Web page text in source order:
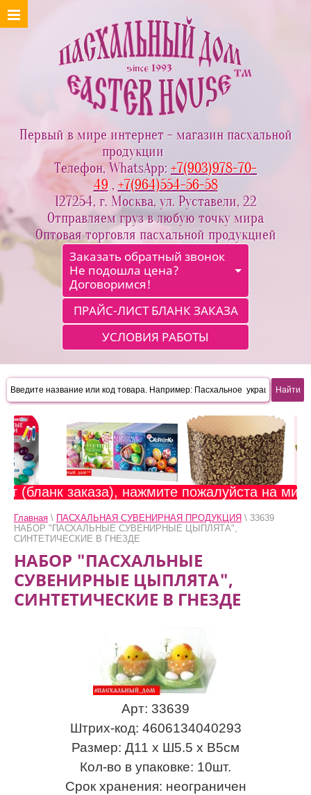
Первый в мире интернет - магазин пасхальной
продукции
Телефон, WhatsApp: +7(903)978-70-
49, +7(964)554-56-58
127254, г. Москва, ул. Руставели, 22
Отправляем груз в любую точку мира
Оптовая торговля пасхальной продукцией
Заказать обратный звонок
Не подошла цена?
Договоримся!
ПРАЙС-ЛИСТ БЛАНК ЗАКАЗА
УСЛОВИЯ РАБОТЫ
(бланк заказа), нажмите пожалуйста на
Главная \ ПАСХАЛЬНАЯ СУВЕНИРНАЯ ПРОДУКЦИЯ \ 33639
НАБОР "ПАСХАЛЬНЫЕ СУВЕНИРНЫЕ ЦЫПЛЯТА",
СИНТЕТИЧЕСКИЕ В ГНЕЗДЕ
НАБОР "ПАСХАЛЬНЫЕ
СУВЕНИРНЫЕ ЦЫПЛЯТА",
СИНТЕТИЧЕСКИЕ В ГНЕЗДЕ
Арт: 33639
Штрих-код: 4606134040293
Размер: Д11 х Ш5.5 х В5см
Кол-во в упаковке: 10шт.
Срок хранения: неограничен